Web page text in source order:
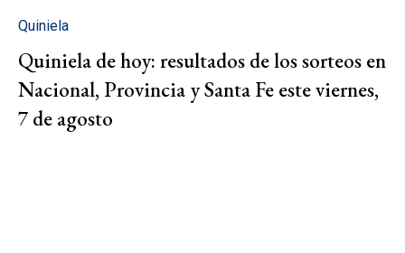
Quiniela
Quiniela de hoy: resultados de los sorteos en
Nacional, Provincia y Santa Fe este viernes,
7 de agosto